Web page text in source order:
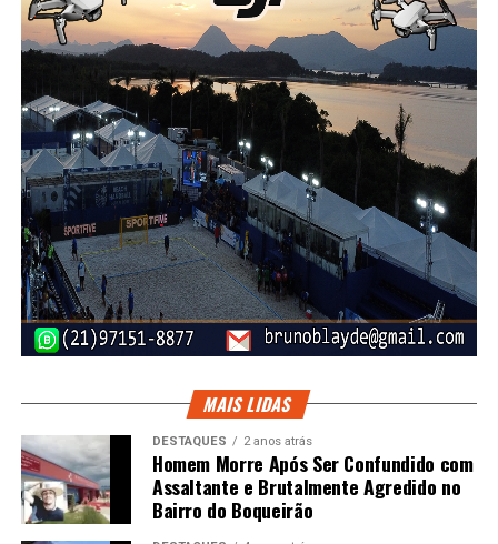
MAIS LIDAS
DESTAQUES 2 anos atrás
Homem Morre Após Ser Confundido com
Assaltante e Brutalmente Agredido no
Bairro do Boqueirão